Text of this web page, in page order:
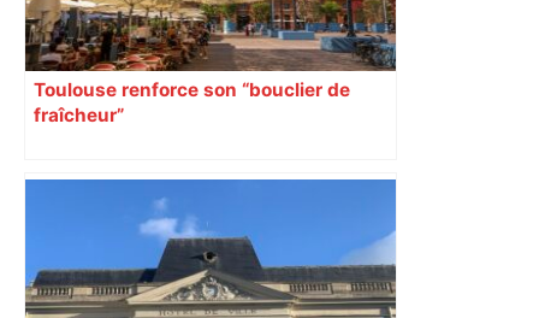
Toulouse renforce son “bouclier de
fraîcheur”